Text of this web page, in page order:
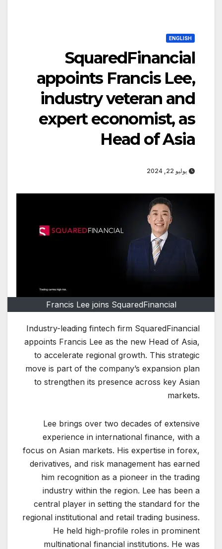
ENGLISH
SquaredFinancial
appoints Francis Lee,
industry veteran and
expert economist, as
Head of Asia
يوليو 22, 2024
Francis Lee joins SquaredFinancial
Industry-leading fintech firm SquaredFinancial
appoints Francis Lee as the new Head of Asia,
to accelerate regional growth. This strategic
move is part of the company’s expansion plan
to strengthen its presence across key Asian
markets.
Lee brings over two decades of extensive
experience in international finance, with a
focus on Asian markets. His expertise in forex,
derivatives, and risk management has earned
him recognition as a pioneer in the trading
industry within the region. Lee has been a
central player in setting the standard for the
regional institutional and retail trading business.
He held high-profile roles in prominent
multinational financial institutions. He was